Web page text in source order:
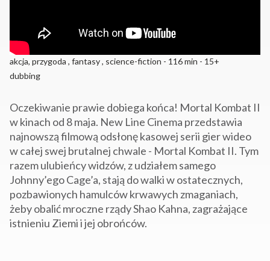
akcja, przygoda , fantasy , science-fiction - 116 min - 15+
dubbing
Oczekiwanie prawie dobiega końca! Mortal Kombat II
w kinach od 8 maja. New Line Cinema przedstawia
najnowszą filmową odsłonę kasowej serii gier wideo
w całej swej brutalnej chwale - Mortal Kombat II. Tym
razem ulubieńcy widzów, z udziałem samego
Johnny’ego Cage’a, stają do walki w ostatecznych,
pozbawionych hamulców krwawych zmaganiach,
żeby obalić mroczne rządy Shao Kahna, zagrażające
istnieniu Ziemi i jej obrońców.